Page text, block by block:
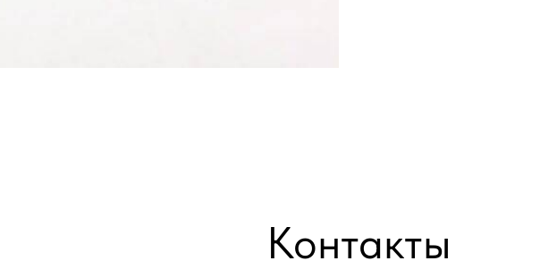
Контакты